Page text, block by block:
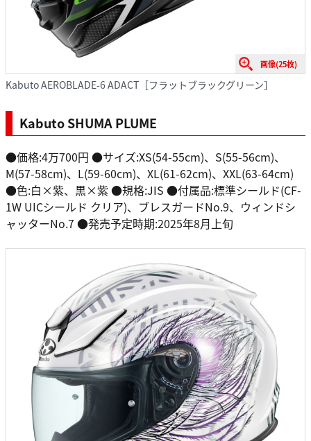
画像(25枚)
Kabuto AEROBLADE-6 ADACT［フラットブラックグリーン］
Kabuto SHUMA PLUME
●価格:4万700円 ●サイズ:XS(54-55cm)、S(55-56cm)、
M(57-58cm)、L(59-60cm)、XL(61-62cm)、XXL(63-64cm)
●色:白×紫、黒×紫 ●規格:JIS ●付属品:標準シールド(CF-
1W UICシールド クリア)、ブレスガードNo.9、ウィンドシ
ャッターNo.7 ●発売予定時期:2025年8月上旬